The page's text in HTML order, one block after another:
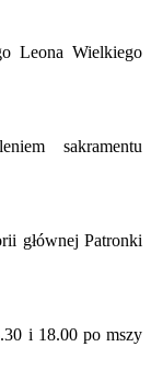
Leona Wielkiego
sakramentu
głównej Patronki
i 18.00 po mszy